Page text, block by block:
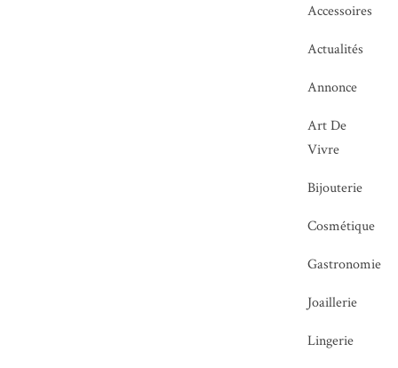
Accessoires
Actualités
Annonce
Art De
Vivre
Bijouterie
Cosmétique
Gastronomie
Joaillerie
Lingerie